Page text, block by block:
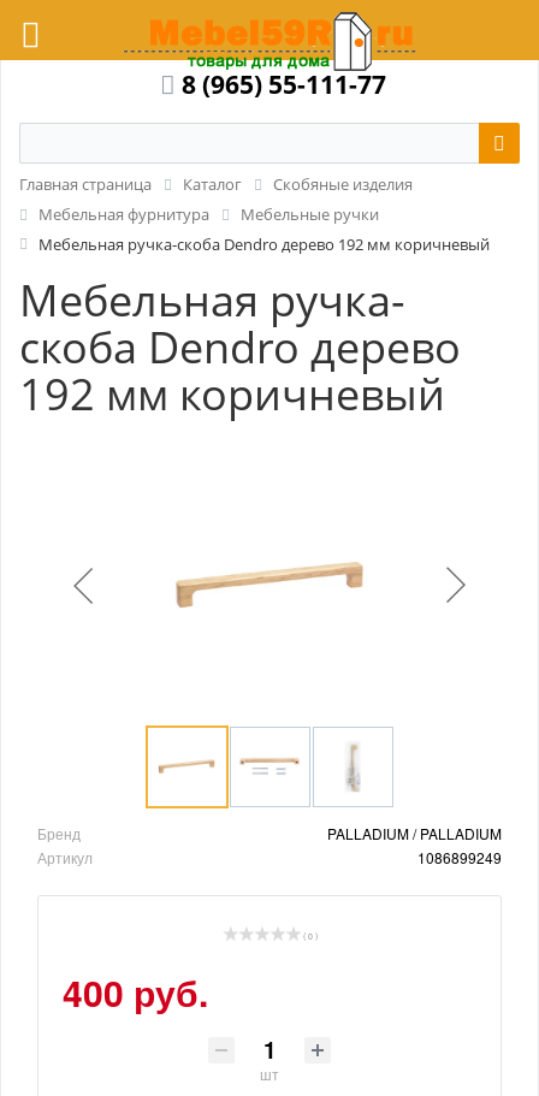
8 (965) 55-111-77
Главная страница Каталог
Скобяные изделия
Мебельная фурнитура
Мебельные ручки
Мебельная ручка-скоба Dendro дерево 192 мм коричневый
Мебельная ручка-
скоба Dendro дерево
192 мм коричневый
Бренд
PALLADIUM / PALLADIUM
Артикул
1086899249
( 0 )
400 руб.
шт